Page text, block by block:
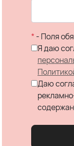
* - Поля
Я даю
Даю